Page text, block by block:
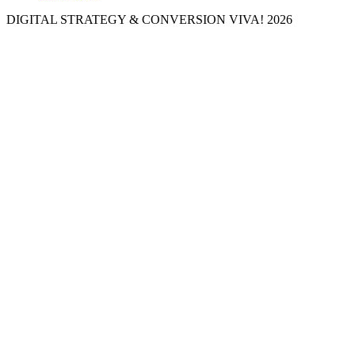
DIGITAL STRATEGY & CONVERSION VIVA! 2026